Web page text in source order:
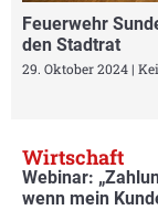
Feuerwehr
den Stadtrat
29. Oktober 2024
Wirtschaft
Webinar:
wenn mein